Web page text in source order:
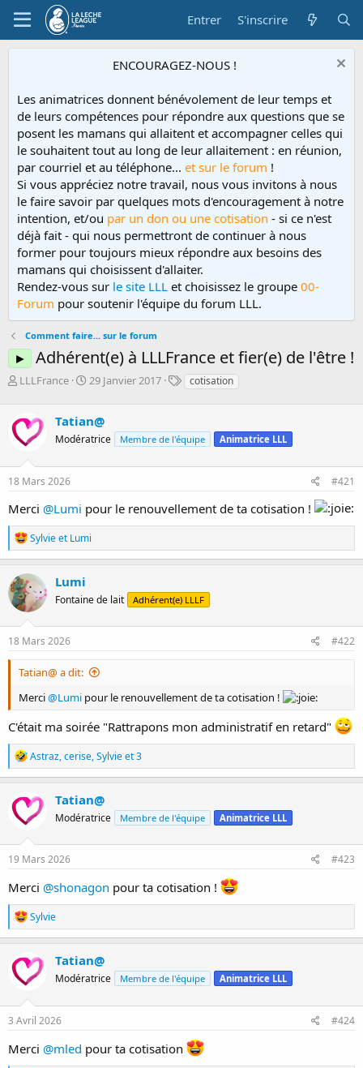
Entrer S'inscrire
ENCOURAGEZ-NOUS !
Les animatrices donnent bénévolement de leur temps et
de leurs compétences pour répondre aux questions que se
posent les mamans qui allaitent et accompagner celles qui
le souhaitent tout au long de leur allaitement : en réunion,
par courriel et au téléphone... et sur le forum !
Si vous appréciez notre travail, nous vous invitons à nous
le faire savoir par quelques mots d'encouragement à notre
intention, et/ou par un don ou une cotisation - si ce n'est
déjà fait - qui nous permettront de continuer à nous
former pour toujours mieux répondre aux besoins des
mamans qui choisissent d'allaiter.
Rendez-vous sur le site LLL et choisissez le groupe 00-
Forum pour soutenir l'équipe du forum LLL.
Comment faire... sur le forum
► Adhérent(e) à LLLFrance et fier(e) de l'être !
D
a
r
é
e
a
r
LLLFrance
D
e
d
d
u
t
29 Janvier 2017
Tcotisation
Tatian@
Modératrice Membre de l'équipe Animatrice LLL
18 Mars 2026 #421
Merci @Lumi pour le renouvellement de ta cotisation !
R
é
a
c
t
i
o
n
s
Sylvieet Lumi
Lumi
Fontaine de lait Adhérent(e) LLLF
18 Mars 2026 #422
Tatian@ a dit:
Merci@Lumi pour le renouvellement de ta cotisation !
C'était ma soirée "Rattrapons mon administratif en retard"
R
é
a
t
i
n
s
Astraz,cerise,Sylvieet 3
Tatian@
Modératrice Membre de l'équipe Animatrice LLL
19 Mars 2026 #423
Merci @shonagon pour ta cotisation !
R
é
a
t
i
n
s
Sylvie
Tatian@
Modératrice Membre de l'équipe Animatrice LLL
3 Avril 2026 #424
Merci @mled pour ta cotisation